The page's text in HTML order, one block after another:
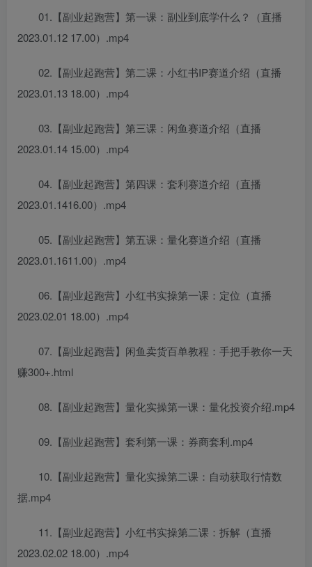
01.【副业起跑营】第一课：副业到底学什么？（直播
2023.01.12 17.00）.mp4
02.【副业起跑营】第二课：小红书IP赛道介绍（直播
2023.01.13 18.00）.mp4
03.【副业起跑营】第三课：闲鱼赛道介绍（直播
2023.01.14 15.00）.mp4
04.【副业起跑营】第四课：套利赛道介绍（直播
2023.01.1416.00）.mp4
05.【副业起跑营】第五课：量化赛道介绍（直播
2023.01.1611.00）.mp4
06.【副业起跑营】小红书实操第一课：定位（直播
2023.02.01 18.00）.mp4
07.【副业起跑营】闲鱼卖货百单教程：手把手教你一天
赚300+.html
08.【副业起跑营】量化实操第一课：量化投资介绍.mp4
09.【副业起跑营】套利第一课：券商套利.mp4
10.【副业起跑营】量化实操第二课：自动获取行情数
据.mp4
11.【副业起跑营】小红书实操第二课：拆解（直播
2023.02.02 18.00）.mp4